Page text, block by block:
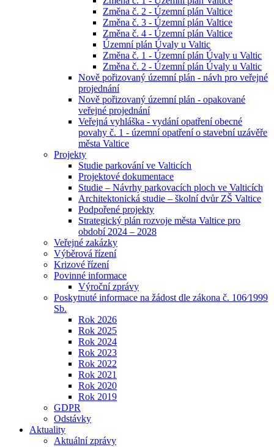
Změna č. 2 - Územní plán Valtice
Změna č. 3 - Územní plán Valtice
Změna č. 4 - Územní plán Valtice
Územní plán Úvaly u Valtic
Změna č. 1 - Územní plán Úvaly u Valtic
Změna č. 2 - Územní plán Úvaly u Valtic
Nově pořizovaný územní plán - návh pro veřejné
projednání
Nově pořizovaný územní plán - opakované
veřejné projednání
Veřejná vyhláška - vydání opatření obecné
povahy č. 1 - územní opatření o stavební uzávěře
města Valtice
Projekty
Studie parkování ve Valticích
Projektové dokumentace
Studie – Návrhy parkovacích ploch ve Valticích
Architektonická studie – školní dvůr ZŠ Valtice
Podpořené projekty
Strategický plán rozvoje města Valtice pro
období 2024 – 2028
Veřejné zakázky
Výběrová řízení
Krizové řízení
Povinné informace
Výroční zprávy
Poskytnuté informace na žádost dle zákona č. 106⁄1999
Sb.
Rok 2026
Rok 2025
Rok 2024
Rok 2023
Rok 2022
Rok 2021
Rok 2020
Rok 2019
GDPR
Odstávky
Aktuality
Aktuální zprávy